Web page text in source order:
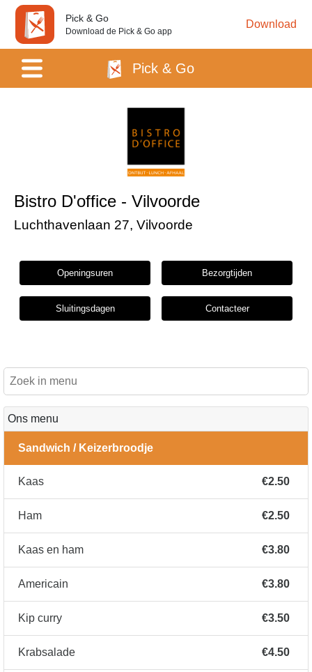
Pick & Go
Download de Pick & Go app
Download
Pick & Go
Bistro D'office - Vilvoorde
Luchthavenlaan 27, Vilvoorde
Openingsuren Bezorgtijden
Sluitingsdagen Contacteer
Ons menu
Sandwich / Keizerbroodje
Kaas €2.50
Ham €2.50
Kaas en ham €3.80
Americain €3.80
Kip curry €3.50
Krabsalade €4.50